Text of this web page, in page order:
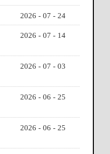
2026 - 07 - 24
2026 - 07 - 14
2026 - 07 - 03
2026 - 06 - 25
2026 - 06 - 25